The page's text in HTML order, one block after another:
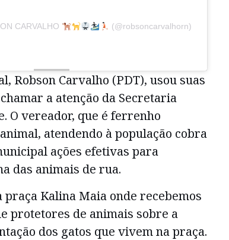
CARVALHO (@robsoncarvalhorn)
Robson Carvalho (PDT), usou suas
a atenção da Secretaria
O vereador, que é ferrenho
atendendo à população cobra
ações efetivas para
das animais de rua.
praça Kalina Maia onde recebemos
protetores de animais sobre a
dos gatos que vivem na praça.